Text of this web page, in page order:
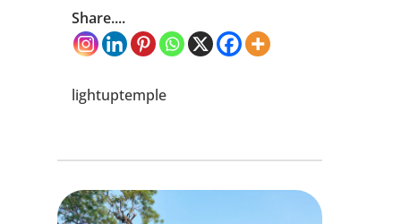
Share....
lightuptemple